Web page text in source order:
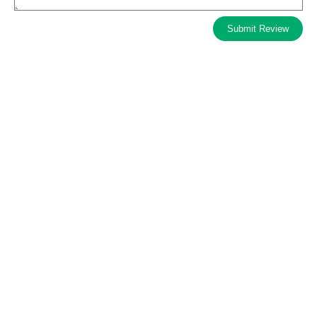
Submit Review